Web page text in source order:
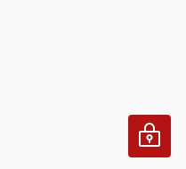
Bu ürüne benzer farklı